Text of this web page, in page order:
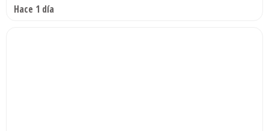
Hace 1 día